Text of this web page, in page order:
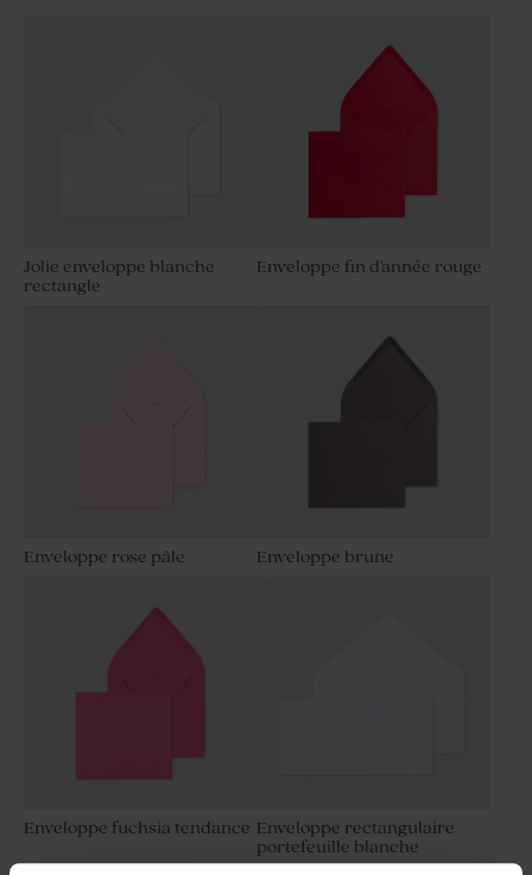
Jolie enveloppe blanche
rectangle
Enveloppe fin d'année rouge
Enveloppe rose pâle Enveloppe brune
Enveloppe fuchsia tendance Enveloppe rectangulaire
portefeuille blanche